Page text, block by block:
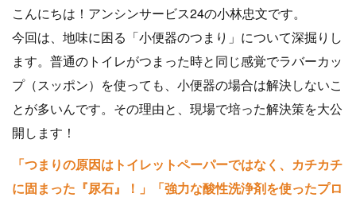
こんにちは！アンシンサービス24の小林忠文です。
今回は、地味に困る「小便器のつまり」について深掘りし
ます。普通のトイレがつまった時と同じ感覚でラバーカッ
プ（スッポン）を使っても、小便器の場合は解決しないこ
とが多いんです。その理由と、現場で培った解決策を大公
開します！
「つまりの原因はトイレットペーパーではなく、カチカチ
に固まった『尿石』！」「強力な酸性洗浄剤を使ったプロ